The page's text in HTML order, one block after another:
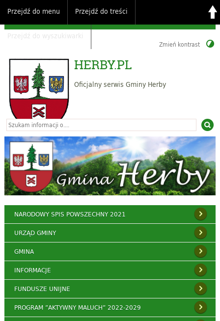
Przejdź do menu Przejdź do treści
Przejdź do wyszukiwarki
Zmień kontrast
HERBY.PL
Oficjalny serwis Gminy Herby
NARODOWY SPIS POWSZECHNY 2021
URZĄD GMINY
GMINA
INFORMACJE
FUNDUSZE UNIJNE
PROGRAM ”AKTYWNY MALUCH” 2022-2029